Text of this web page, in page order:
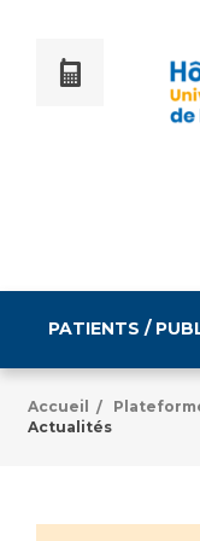
PATIENTS /
Accueil /
Actualités